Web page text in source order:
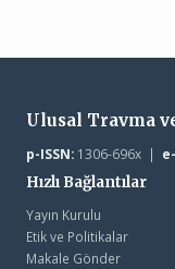
Ulusal Travma
p-ISSN:1306-696x |
Hızlı Bağlantılar
Yayın Kurulu
Etik ve Politikalar
Makale Gönder